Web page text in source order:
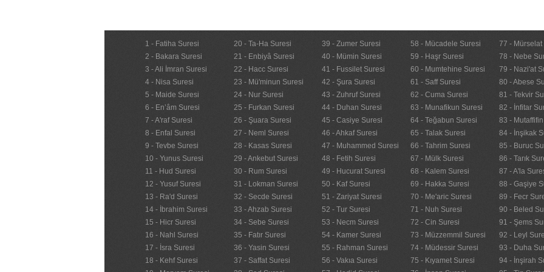
1 - Fatiha Suresi
2 - Bakara Suresi
3 - Ali İmran Suresi
4 - Nisa Suresi
5 - Maide Suresi
6 - En’âm Suresi
7 - A'raf Suresi
8 - Enfal Suresi
9 - Tevbe Suresi
10 - Yunus Suresi
11 - Hud Suresi
12 - Yusuf Suresi
13 - Ra'd Suresi
14 - İbrahim Suresi
15 - Hicr Suresi
16 - Nahl Suresi
17 - İsra Suresi
18 - Kehf Suresi
20 - Ta-Ha Suresi
21 - Enbiyâ Suresi
22 - Hacc Suresi
23 - Mü'minun Suresi
24 - Nur Suresi
25 - Furkan Suresi
26 - Şuara Suresi
27 - Neml Suresi
28 - Kasas Suresi
29 - Ankebut Suresi
30 - Rum Suresi
31 - Lokman Suresi
32 - Secde Suresi
33 - Ahzab Suresi
34 - Sebe Suresi
35 - Fatır Suresi
36 - Yasin Suresi
37 - Saffat Suresi
39 - Zumer Suresi
40 - Mümin Suresi
41 - Fussilet Suresi
42 - Şura Suresi
43 - Zuhruf Suresi
44 - Duhan Suresi
45 - Casiye Suresi
46 - Ahkaf Suresi
47 - Muhammed Suresi
48 - Fetih Suresi
49 - Hucurat Suresi
50 - Kaf Suresi
51 - Zariyat Suresi
52 - Tur Suresi
53 - Necm Suresi
54 - Kamer Suresi
55 - Rahman Suresi
56 - Vakıa Suresi
58 - Mücadele Suresi
59 - Haşr Suresi
60 - Mumtehine Suresi
61 - Saff Suresi
62 - Cuma Suresi
63 - Munafikun Suresi
64 - Teğabun Suresi
65 - Talak Suresi
66 - Tahrim Suresi
67 - Mülk Suresi
68 - Kalem Suresi
69 - Hakka Suresi
70 - Me'aric Suresi
71 - Nuh Suresi
72 - Cin Suresi
73 - Müzzemmil Suresi
74 - Müdessir Suresi
75 - Kıyamet Suresi
77 - Mürselat
78 - Nebe
79 - Nazi'at
80 - Abese
81 - Tekvir
82 - İnfitar
83 -
84 - İnşikak
85 - Buruc
86 - Tarık
87 - A'la
88 - Gaşiye
89 - Fecr
90 - Beled
91 - Şems
92 - Leyl
93 - Duha
94 - İnşirah